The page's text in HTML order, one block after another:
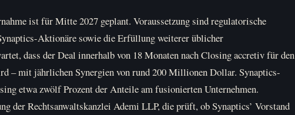
ist für Mitte 2027 geplant. Voraussetzung sind regulatorische
Aktionäre sowie die Erfüllung weiterer üblicher
dass der Deal innerhalb von 18 Monaten nach Closing accretiv für den
– mit jährlichen Synergien von rund 200 Millionen Dollar. Synaptics-
etwa zwölf Prozent der Anteile am fusionierten Unternehmen.
der Rechtsanwaltskanzlei Ademi LLP, die prüft, ob Synaptics’ Vorstand